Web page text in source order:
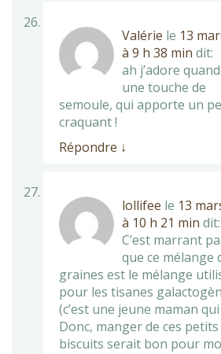
Valérie le 13
à 9 h 38 min dit:
ah j’adore
une touche de
semoule, qui apporte un
craquant !
Répondre ↓
lollifee le 13
à 10 h 21 min dit:
C’est marrant
que ce mélange
graines est le mélange
pour les tisanes
(c’est une jeune maman
Donc, manger de ces petits
biscuits serait bon pour